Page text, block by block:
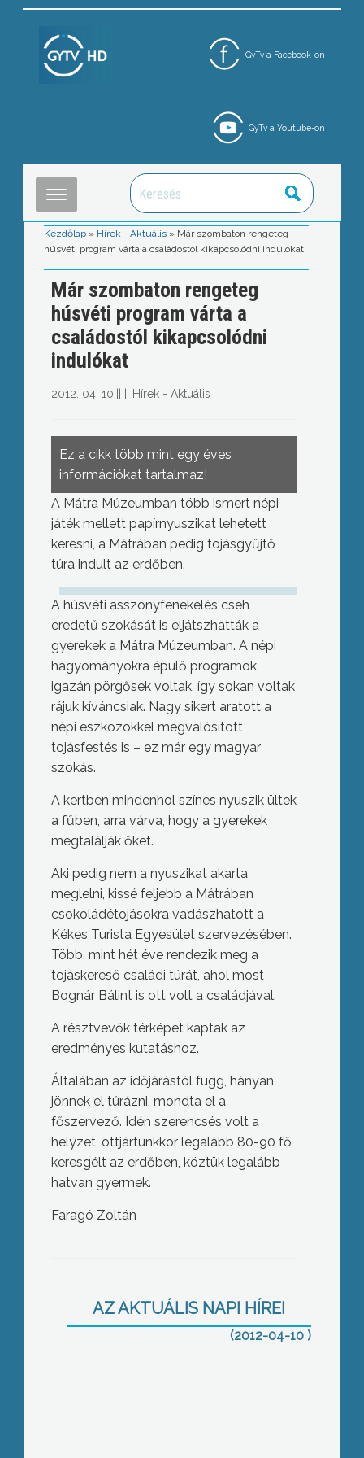
GyTv a Facebook-on
GyTv a Youtube-on
Kezdőlap » Hírek - Aktuális » Már szombaton rengeteg
húsvéti program várta a családostól kikapcsolódni indulókat
Már szombaton rengeteg
húsvéti program várta a
családostól kikapcsolódni
indulókat
2012. 04. 10. Hírek - Aktuális
Ez a cikk több mint egy éves
információkat tartalmaz!
A Mátra Múzeumban több ismert népi
játék mellett papírnyuszikat lehetett
keresni, a Mátrában pedig tojásgyűjtő
túra indult az erdőben.
A húsvéti asszonyfenekelés cseh
eredetű szokását is eljátszhatták a
gyerekek a Mátra Múzeumban. A népi
hagyományokra épülő programok
igazán pörgősek voltak, így sokan voltak
rájuk kíváncsiak. Nagy sikert aratott a
népi eszközökkel megvalósított
tojásfestés is – ez már egy magyar
szokás.
A kertben mindenhol színes nyuszik ültek
a fűben, arra várva, hogy a gyerekek
megtalálják őket.
Aki pedig nem a nyuszikat akarta
meglelni, kissé feljebb a Mátrában
csokoládétojásokra vadászhatott a
Kékes Turista Egyesület szervezésében.
Több, mint hét éve rendezik meg a
tojáskereső családi túrát, ahol most
Bognár Bálint is ott volt a családjával.
A résztvevők térképet kaptak az
eredményes kutatáshoz.
Általában az időjárástól függ, hányan
jönnek el túrázni, mondta el a
főszervező. Idén szerencsés volt a
helyzet, ottjártunkkor legalább 80-90 fő
keresgélt az erdőben, köztük legalább
hatvan gyermek.
Faragó Zoltán
AZ AKTUÁLIS NAPI HÍREI
(2012-04-10 )
húsvét hétfőn Nagyrédén